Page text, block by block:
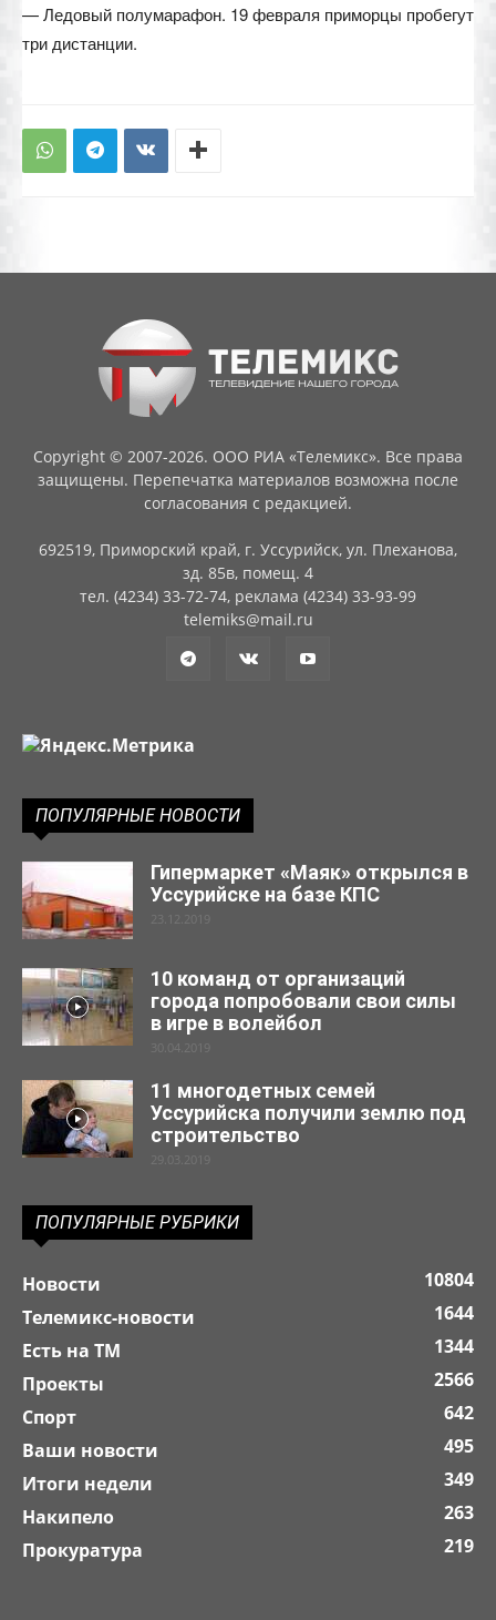
— Ледовый полумарафон. 19 февраля приморцы пробегут
три дистанции.
Copyright © 2007-2026. ООО РИА «Телемикс». Все права
защищены. Перепечатка материалов возможна после
согласования с редакцией.
692519, Приморский край, г. Уссурийск, ул. Плеханова,
зд. 85в, помещ. 4
тел. (4234) 33-72-74, реклама (4234) 33-93-99
telemiks@mail.ru
ПОПУЛЯРНЫЕ НОВОСТИ
Гипермаркет «Маяк» открылся в
Уссурийске на базе КПС
23.12.2019
10 команд от организаций
города попробовали свои силы
в игре в волейбол
30.04.2019
11 многодетных семей
Уссурийска получили землю под
строительство
29.03.2019
ПОПУЛЯРНЫЕ РУБРИКИ
Новости
10804
Телемикс-новости
1644
Есть на ТМ
1344
Проекты
2566
Спорт
642
Ваши новости
495
Итоги недели
349
Накипело
263
Прокуратура
219